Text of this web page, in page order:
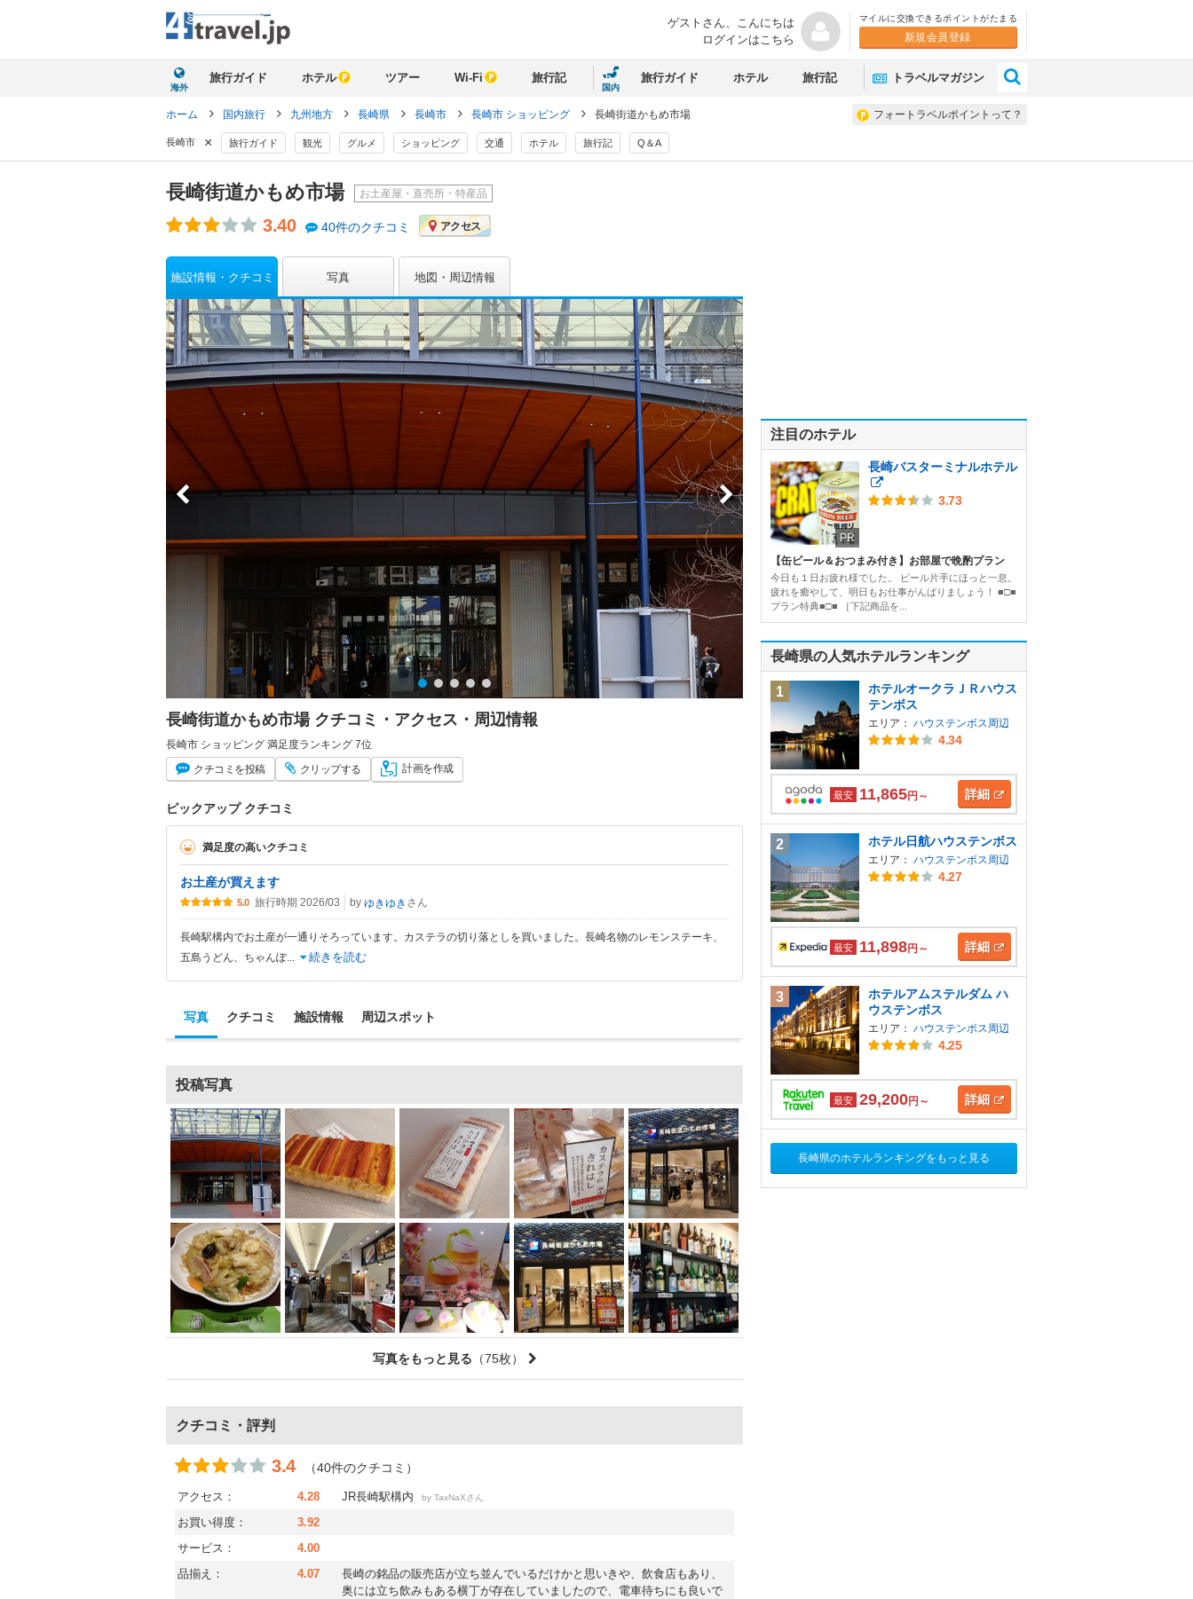
ゲストさん、 こんにちは
ログインはこちら
マイルに交換できるポイントがたまる
新規会員登録
海外
旅行ガイド ホテル ツアー Wi-Fi 旅行記
国内
旅行ガイド ホテル 旅行記 トラベルマガジン
フォートラベルポイントって？
ホーム 国内旅行 九州地方 長崎県 長崎市 長崎市 ショッピング 長崎街道かもめ市場
長崎市 × 旅行ガイド 観光 グルメ ショッピング 交通 ホテル 旅行記 Q＆A
長崎街道かもめ市場 お土産屋・直売所・特産品
3.40 40件のクチコミ アクセス
施設情報・クチコミ 写真 地図・周辺情報
長崎街道かもめ市場 クチコミ・アクセス・周辺情報
長崎市 ショッピング 満足度ランキング 7位
クチコミ を投稿 クリップする 計画を作成
ピックアップ クチコミ
満足度の高いクチコミ
お土産が買えます
5.0 旅行時期 2026/03 by ゆきゆき さん
長崎駅構内でお土産が一通りそろっています。カステラの切り落としを買いました。長崎名物のレモンステーキ、
五島うどん、ちゃんぽ... 続きを読む
写真 クチコミ 施設情報 周辺スポット
投稿写真
写真をもっと見る （75枚）
クチコミ・評判
3.4 （40件のクチコミ）
アクセス： 4.28 JR長崎駅構内 by TaxNaXさん
お買い得度：
3.92
サービス：
4.00
品揃え：
4.07
長崎の銘品の販売店が立ち並んでいるだけかと思いきや、飲食店もあり、
奥には立ち飲みもある横丁が存在していましたので、電車待ちにも良いで
注目のホテル
PR
長崎バスターミナルホテル
3.73
【缶ビール＆おつまみ付き】お部屋で晩酌プラン
今日も１日お疲れ様でした。 ビール片手にほっと一息。
疲れを癒やして、明日もお仕事がんばりましょう！ ■□■
プラン特典■□■ ［下記商品を...
長崎県の人気ホテルランキング
1
ホテルオークラＪＲハウス
テンボス
エリア： ハウステンボス周辺
4.34
最安 11,865円～ 詳細
2 ホテル日航ハウステンボス
エリア： ハウステンボス周辺
4.27
最安 11,898円～ 詳細
3
ホテルアムステルダム ハ
ウステンボス
エリア： ハウステンボス周辺
4.25
最安 29,200円～ 詳細
長崎県のホテルランキングをもっと見る